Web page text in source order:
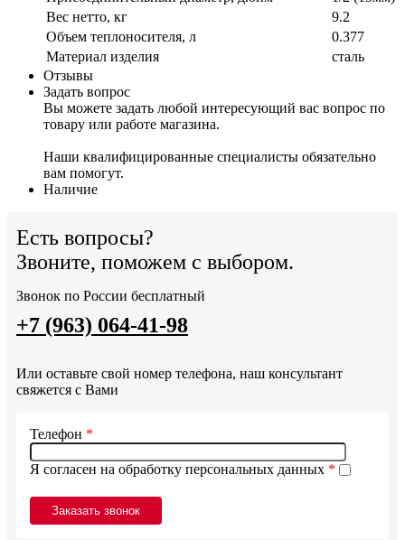
Вес нетто, кг
9.2
Объем теплоносителя, л
0.377
Материал изделия
сталь
Отзывы
Задать вопрос
Вы можете задать любой интересующий вас вопрос по
товару или работе магазина.
Наши квалифицированные специалисты обязательно
вам помогут.
Наличие
Есть вопросы?
Звоните, поможем с выбором.
Звонок по России бесплатный
+7 (963) 064-41-98
Или оставьте свой номер телефона, наш консультант
свяжется с Вами
Я согласен на обработку персональных данных *
Телефон *